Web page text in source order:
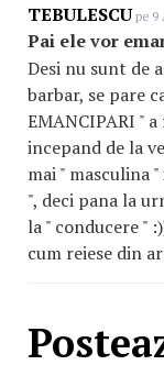
TEBULESCU pe 9
Pai ele vor
Desi nu sunt de
barbar, se pare
EMANCIPARI "
incepand de la
mai " masculina
", deci pana la
la " conducere "
cum reiese din